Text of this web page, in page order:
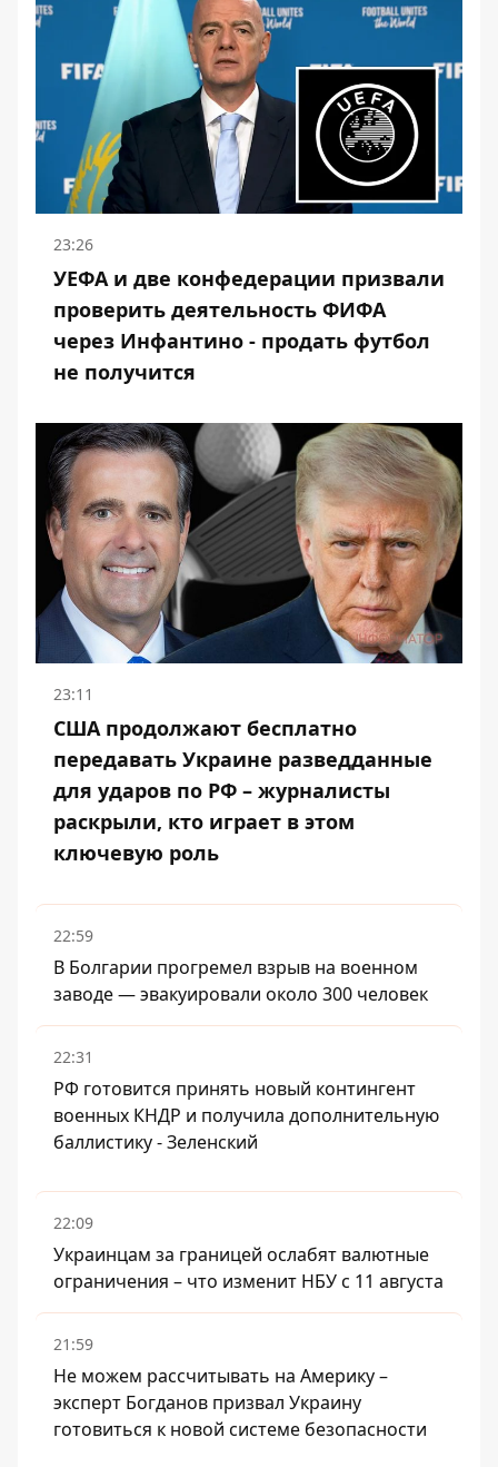
23:26
УЕФА и две конфедерации призвали
проверить деятельность ФИФА
через Инфантино - продать футбол
не получится
23:11
США продолжают бесплатно
передавать Украине разведданные
для ударов по РФ – журналисты
раскрыли, кто играет в этом
ключевую роль
22:59
В Болгарии прогремел взрыв на военном
заводе — эвакуировали около 300 человек
22:31
РФ готовится принять новый контингент
военных КНДР и получила дополнительную
баллистику - Зеленский
22:09
Украинцам за границей ослабят валютные
ограничения – что изменит НБУ с 11 августа
21:59
Не можем рассчитывать на Америку –
эксперт Богданов призвал Украину
готовиться к новой системе безопасности